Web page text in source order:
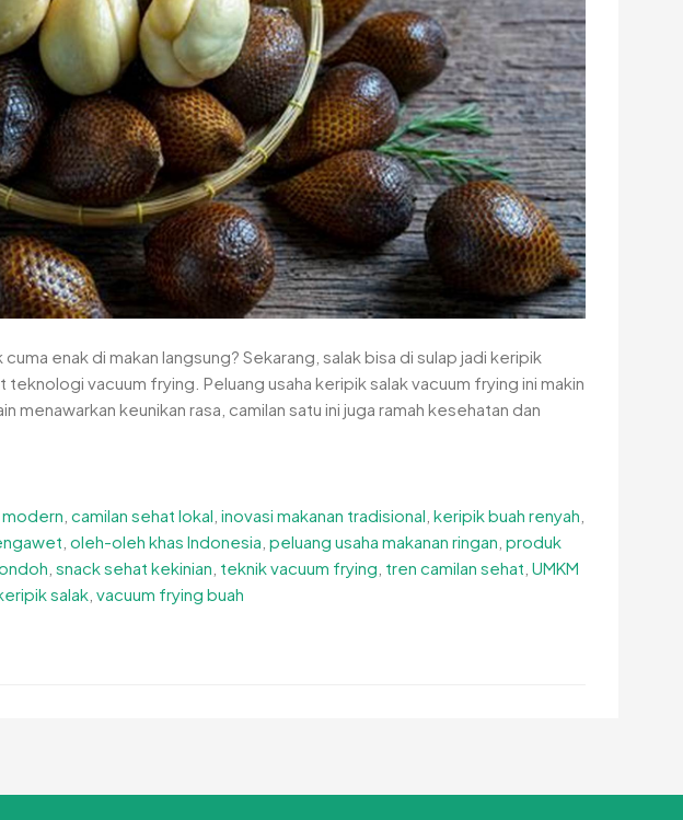
cuma enak di makan langsung? Sekarang, salak bisa di sulap jadi keripik
teknologi vacuum frying. Peluang usaha keripik salak vacuum frying ini makin
menawarkan keunikan rasa, camilan satu ini juga ramah kesehatan dan
modern camilan sehat lokal inovasi makanan tradisional keripik buah renyah
oleh-oleh khas Indonesia peluang usaha makanan ringan produk
snack sehat kekinian teknik vacuum frying tren camilan sehat UMKM
salak vacuum frying buah